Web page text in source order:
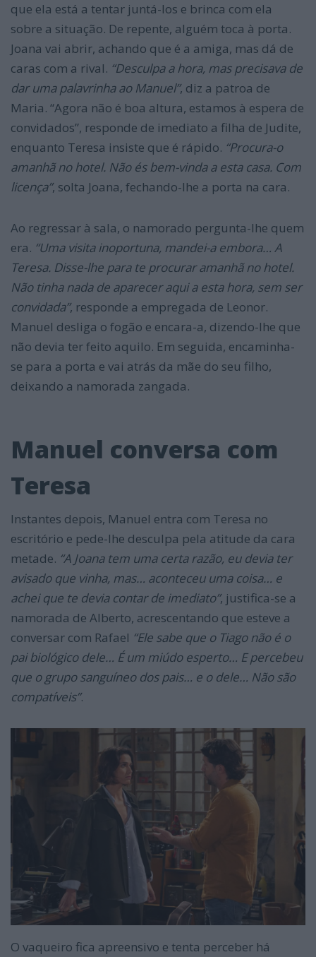
que ela está a tentar juntá-los e brinca com ela
sobre a situação. De repente, alguém toca à porta.
Joana vai abrir, achando que é a amiga, mas dá de
caras com a rival. “Desculpa a hora, mas precisava de
dar uma palavrinha ao Manuel”, diz a patroa de
Maria. “Agora não é boa altura, estamos à espera de
convidados”, responde de imediato a filha de Judite,
enquanto Teresa insiste que é rápido. “Procura-o
amanhã no hotel. Não és bem-vinda a esta casa. Com
licença”, solta Joana, fechando-lhe a porta na cara.
Ao regressar à sala, o namorado pergunta-lhe quem
era. “Uma visita inoportuna, mandei-a embora… A
Teresa. Disse-lhe para te procurar amanhã no hotel.
Não tinha nada de aparecer aqui a esta hora, sem ser
convidada”, responde a empregada de Leonor.
Manuel desliga o fogão e encara-a, dizendo-lhe que
não devia ter feito aquilo. Em seguida, encaminha-
se para a porta e vai atrás da mãe do seu filho,
deixando a namorada zangada.
Manuel conversa com
Teresa
Instantes depois, Manuel entra com Teresa no
escritório e pede-lhe desculpa pela atitude da cara
metade. “A Joana tem uma certa razão, eu devia ter
avisado que vinha, mas… aconteceu uma coisa… e
achei que te devia contar de imediato”, justifica-se a
namorada de Alberto, acrescentando que esteve a
conversar com Rafael “Ele sabe que o Tiago não é o
pai biológico dele… É um miúdo esperto… E percebeu
que o grupo sanguíneo dos pais… e o dele… Não são
compatíveis”.
O vaqueiro fica apreensivo e tenta perceber há